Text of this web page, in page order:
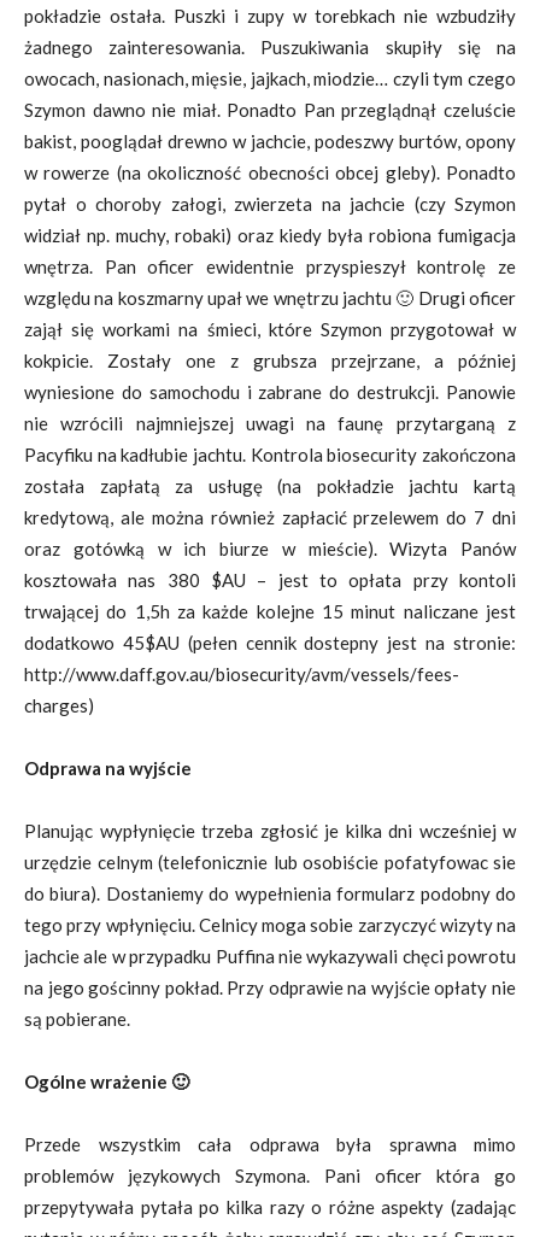
pokładzie ostała. Puszki i zupy w torebkach nie wzbudziły
żadnego zainteresowania. Puszukiwania skupiły się na
owocach, nasionach, mięsie, jajkach, miodzie… czyli tym czego
Szymon dawno nie miał. Ponadto Pan przeglądnął czeluście
bakist, pooglądał drewno w jachcie, podeszwy burtów, opony
w rowerze (na okoliczność obecności obcej gleby). Ponadto
pytał o choroby załogi, zwierzeta na jachcie (czy Szymon
widział np. muchy, robaki) oraz kiedy była robiona fumigacja
wnętrza. Pan oficer ewidentnie przyspieszył kontrolę ze
względu na koszmarny upał we wnętrzu jachtu 🙂 Drugi oficer
zajął się workami na śmieci, które Szymon przygotował w
kokpicie. Zostały one z grubsza przejrzane, a później
wyniesione do samochodu i zabrane do destrukcji. Panowie
nie wzrócili najmniejszej uwagi na faunę przytarganą z
Pacyfiku na kadłubie jachtu. Kontrola biosecurity zakończona
została zapłatą za usługę (na pokładzie jachtu kartą
kredytową, ale można również zapłacić przelewem do 7 dni
oraz gotówką w ich biurze w mieście). Wizyta Panów
kosztowała nas 380 $AU – jest to opłata przy kontoli
trwającej do 1,5h za każde kolejne 15 minut naliczane jest
dodatkowo 45$AU (pełen cennik dostepny jest na stronie:
http://www.daff.gov.au/biosecurity/avm/vessels/fees-
charges)
Odprawa na wyjście
Planując wypłynięcie trzeba zgłosić je kilka dni wcześniej w
urzędzie celnym (telefonicznie lub osobiście pofatyfowac sie
do biura). Dostaniemy do wypełnienia formularz podobny do
tego przy wpłynięciu. Celnicy moga sobie zarzyczyć wizyty na
jachcie ale w przypadku Puffina nie wykazywali chęci powrotu
na jego gościnny pokład. Przy odprawie na wyjście opłaty nie
są pobierane.
Ogólne wrażenie 🙂
Przede wszystkim cała odprawa była sprawna mimo
problemów językowych Szymona. Pani oficer która go
przepytywała pytała po kilka razy o różne aspekty (zadając